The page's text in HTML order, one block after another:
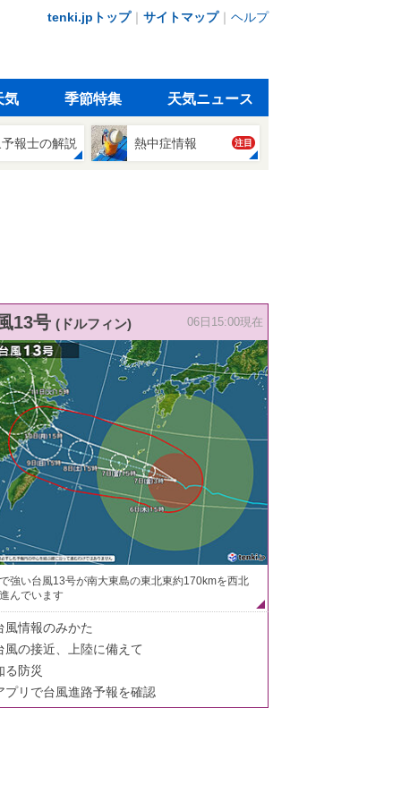
tenki.jpトップ｜ サイトマップ｜ ヘルプ
気 季節特集 天気ニュース
報士の解説 熱中症情報 注目
13号 (ドルフィン) 06日15:00現在
強い台風13号が南大東島の東北東約170kmを西北
んでいます
風情報のみかた
風の接近、上陸に備えて
る防災
プリで台風進路予報を確認